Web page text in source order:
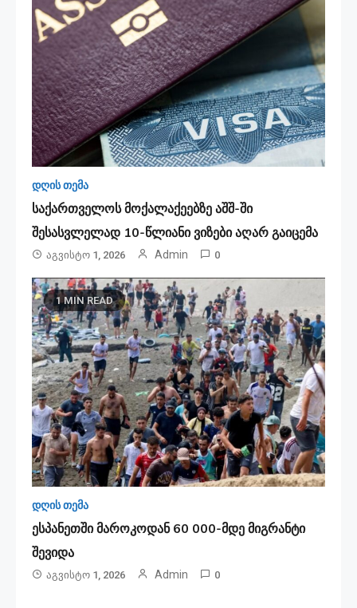
დღის თემა
საქართველოს მოქალაქეებზე აშშ-ში
შესასვლელად 10-წლიანი ვიზები აღარ გაიცემა
Აგვისტო 1, 2026 Admin 0
1 MIN READ
დღის თემა
ესპანეთში მა­რო­კო­დან 60 000-მდე მიგ­რან­ტი
შე­ვი­და
Აგვისტო 1, 2026 Admin 0